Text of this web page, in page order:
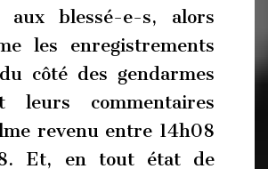
aux blessé-e-s, alors
les enregistrements
côté des gendarmes
leurs commentaires
revenu entre 14h08
Et, en tout état de